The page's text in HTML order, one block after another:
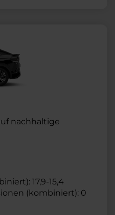
nachhaltige
17,9-15,4
(kombiniert): 0